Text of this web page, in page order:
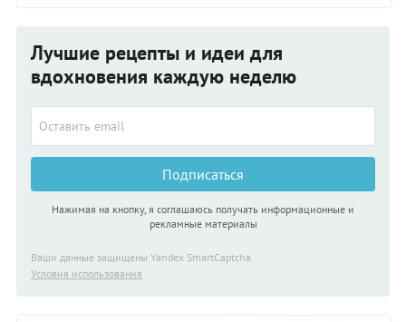
Лучшие рецепты и идеи для
вдохновения каждую неделю
Подписаться
Нажимая на кнопку, я соглашаюсь получать информационные и
рекламные материалы
Ваши данные защищены Yandex SmartCaptcha
Условия использования